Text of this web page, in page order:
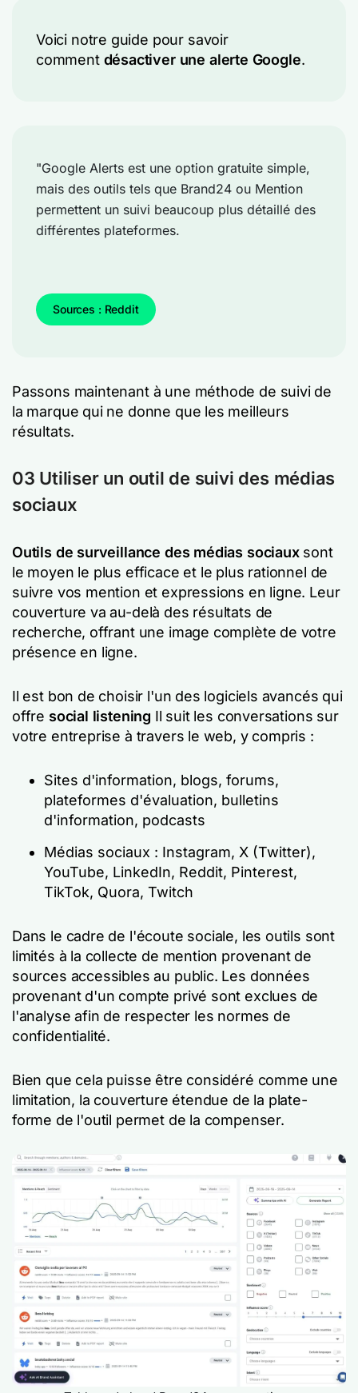
Voici notre guide pour savoir
comment désactiver une alerte Google.
"Google Alerts est une option gratuite simple,
mais des outils tels que Brand24 ou Mention
permettent un suivi beaucoup plus détaillé des
différentes plateformes.
Sources : Reddit
Passons maintenant à une méthode de suivi de
la marque qui ne donne que les meilleurs
résultats.
03 Utiliser un outil de suivi des médias
sociaux
Outils de surveillance des médias sociauxsont
le moyen le plus efficace et le plus rationnel de
suivre vos mention et expressions en ligne. Leur
couverture va au-delà des résultats de
recherche, offrant une image complète de votre
présence en ligne.
Il est bon de choisir l'un des logiciels avancés qui
offre social listening Il suit les conversations sur
votre entreprise à travers le web, y compris :
Sites d'information, blogs, forums,
plateformes d'évaluation, bulletins
d'information, podcasts
Médias sociaux : Instagram, X (Twitter),
YouTube, LinkedIn, Reddit, Pinterest,
TikTok, Quora, Twitch
Dans le cadre de l'écoute sociale, les outils sont
limités à la collecte de mention provenant de
sources accessibles au public. Les données
provenant d'un compte privé sont exclues de
l'analyse afin de respecter les normes de
confidentialité.
Bien que cela puisse être considéré comme une
limitation, la couverture étendue de la plate-
forme de l'outil permet de la compenser.